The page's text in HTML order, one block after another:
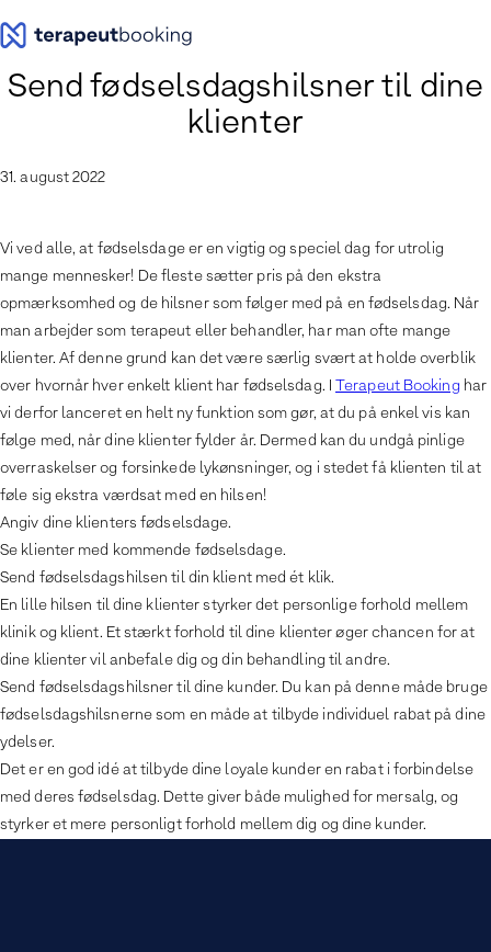
til
Send fødselsdagshilsner til dine
klienter
31. august 2022
Vi ved alle, at fødselsdage er en vigtig og speciel dag for utrolig
mange mennesker! De fleste sætter pris på den ekstra
opmærksomhed og de hilsner som følger med på en fødselsdag. Når
man arbejder som terapeut eller behandler, har man ofte mange
klienter. Af denne grund kan det være særlig svært at holde overblik
over hvornår hver enkelt klient har fødselsdag. ITerapeut Booking har
vi derfor lanceret en helt ny funktion som gør, at du på enkel vis kan
følge med, når dine klienter fylder år. Dermed kan du undgå pinlige
overraskelser og forsinkede lykønsninger, og i stedet få klienten til at
føle sig ekstra værdsat med en hilsen!
Angiv dine klienters fødselsdage.
Se klienter med kommende fødselsdage.
Send fødselsdagshilsen til din klient med ét klik.
En lille hilsen til dine klienter styrker det personlige forhold mellem
klinik og klient. Et stærkt forhold til dine klienter øger chancen for at
dine klienter vil anbefale dig og din behandling til andre.
Send fødselsdagshilsner til dine kunder. Du kan på denne måde bruge
fødselsdagshilsnerne som en måde at tilbyde individuel rabat på dine
ydelser.
Det er en god idé at tilbyde dine loyale kunder en rabat i forbindelse
med deres fødselsdag. Dette giver både mulighed for mersalg, og
styrker et mere personligt forhold mellem dig og dine kunder.